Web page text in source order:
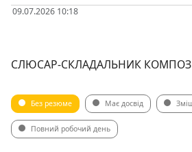
09.07.2026 10:18
СЛЮСАР-СКЛАДАЛЬНИК
Без резюме Має досвід
Повний робочий день